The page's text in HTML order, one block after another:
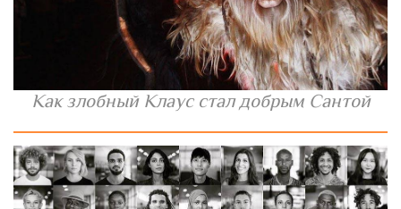
Как злобный Клаус стал добрым Сантой